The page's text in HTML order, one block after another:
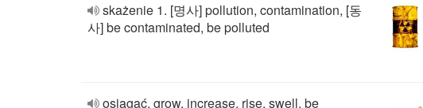
skażenie 1. [명사] pollution, contamination, [동
사] be contaminated, be polluted
osiągać. grow, increase, rise, swell, be